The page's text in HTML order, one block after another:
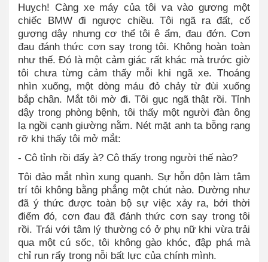
Huỵch! Càng xe máy của tôi va vào gương một
chiếc BMW đi ngược chiều. Tôi ngã ra đất, cố
gượng dậy nhưng cơ thể tôi ê ẩm, đau đớn. Cơn
đau đánh thức cơn say trong tôi. Không hoàn toàn
như thế. Đó là một cảm giác rất khác mà trước giờ
tôi chưa từng cảm thấy mỗi khi ngã xe. Thoáng
nhìn xuống, một dòng máu đỏ chảy từ đùi xuống
bắp chân. Mắt tôi mờ đi. Tôi gục ngã thật rồi. Tỉnh
dậy trong phòng bệnh, tôi thấy một người đàn ông
lạ ngồi cạnh giường nằm. Nét mặt anh ta bỗng rạng
rỡ khi thấy tôi mở mắt:
- Cô tỉnh rồi đấy à? Cô thấy trong người thế nào?
Tôi đảo mắt nhìn xung quanh. Sự hỗn độn làm tâm
trí tôi không bằng phẳng một chút nào. Dường như
đã ý thức được toàn bộ sự việc xảy ra, bởi thời
điểm đó, cơn đau đã đánh thức cơn say trong tôi
rồi. Trái với tâm lý thường có ở phụ nữ khi vừa trải
qua một cú sốc, tôi không gào khóc, đập phá mà
chỉ run rẩy trong nỗi bất lực của chính mình.